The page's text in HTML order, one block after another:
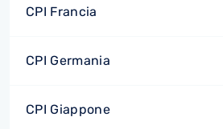
CPI Francia
CPI Germania
CPI Giappone